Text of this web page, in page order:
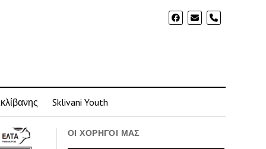
phone
Sklivani Youth
ΟΙ ΧΟΡΗΓΟΊ ΜΑΣ